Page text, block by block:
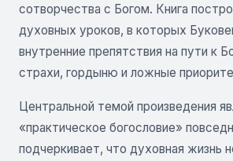
сотворчества с Богом. Книга
духовных уроков, в которых
внутренние препятствия на пути к
страхи, гордыню и ложные
Центральной темой произведения
«практическое богословие»
подчеркивает, что духовная жизнь